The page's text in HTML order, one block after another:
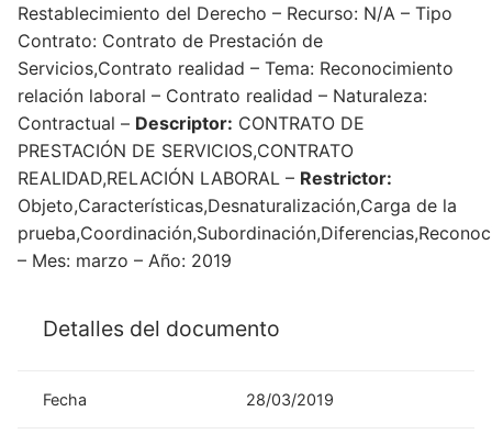
Restablecimiento del Derecho – Recurso: N/A – Tipo
Contrato: Contrato de Prestación de
Servicios,Contrato realidad – Tema: Reconocimiento
relación laboral – Contrato realidad – Naturaleza:
Contractual – Descriptor: CONTRATO DE
PRESTACIÓN DE SERVICIOS,CONTRATO
REALIDAD,RELACIÓN LABORAL – Restrictor:
Objeto,Características,Desnaturalización,Carga de la
– Mes: marzo – Año: 2019
Detalles del documento
Fecha 28/03/2019